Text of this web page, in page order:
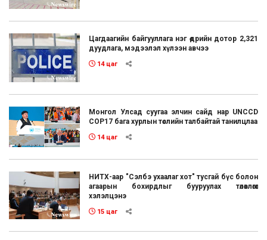
Цагдаагийн байгууллага нэг өдрийн дотор 2,321
дуудлага, мэдээлэл хүлээн авчээ
14 цаг
Монгол Улсад суугаа элчин сайд нар UNCCD
COP17 бага хурлын төслийн талбайтай танилцлаа
14 цаг
НИТХ-аар "Сэлбэ ухаалаг хот" тусгай бүс болон
агаарын бохирдлыг бууруулах төлөвлөгөөг
хэлэлцэнэ
15 цаг